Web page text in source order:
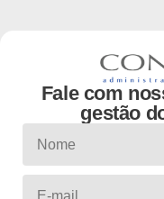
Fale com
gestão